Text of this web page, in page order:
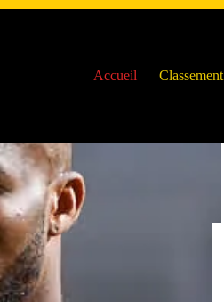
Accueil
Classement